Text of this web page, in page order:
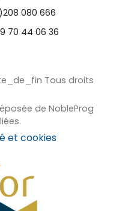
080 666
70 44 06 36
Tous droits
de NobleProg
et cookies